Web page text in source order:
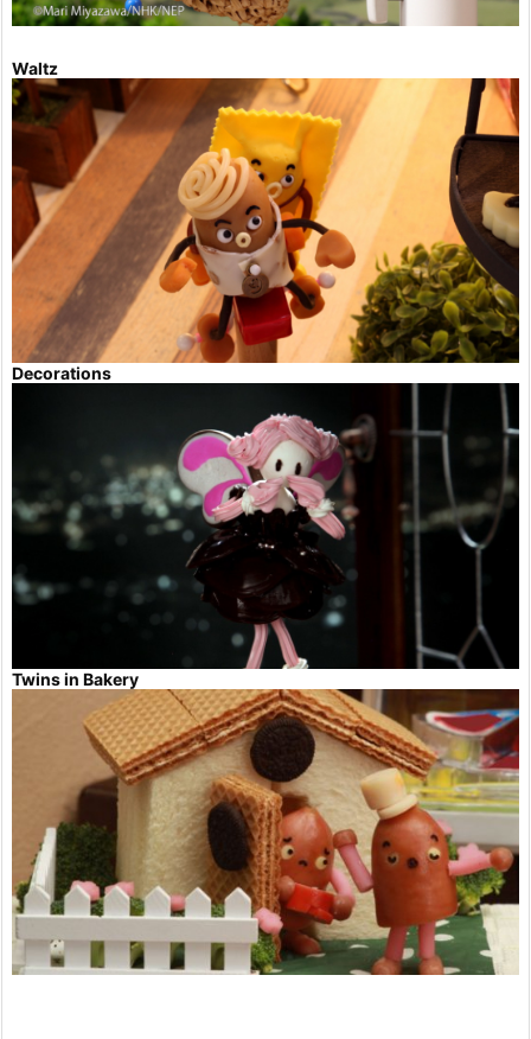
Waltz
Decorations
Twins in Bakery